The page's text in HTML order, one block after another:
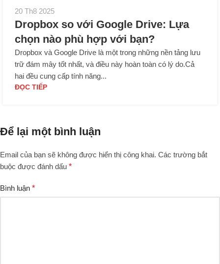
20 Th8 2025
Dropbox so với Google Drive: Lựa
chọn nào phù hợp với bạn?
Dropbox và Google Drive là một trong những nền tảng lưu
trữ đám mây tốt nhất, và điều này hoàn toàn có lý do.Cả
hai đều cung cấp tính năng...
ĐỌC TIẾP
Để lại một bình luận
Email của bạn sẽ không được hiển thị công khai. Các trường bắt
buộc được đánh dấu *
Bình luận *